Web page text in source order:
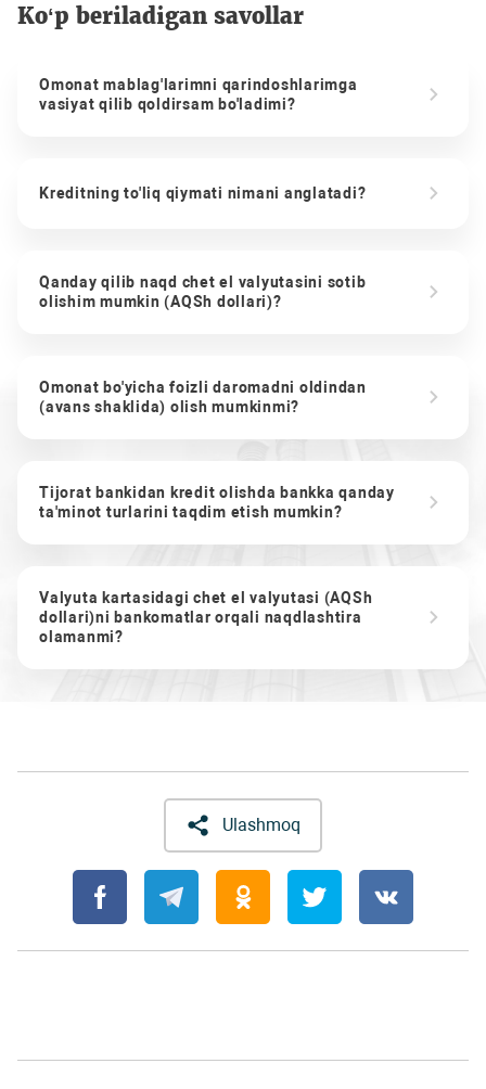
Ko‘p beriladigan savollar
Omonat mablag'larimni qarindoshlarimga
vasiyat qilib qoldirsam bo'ladimi?
Kreditning to'liq qiymati nimani anglatadi?
Qanday qilib naqd chet el valyutasini sotib
olishim mumkin (AQSh dollari)?
Omonat bo'yicha foizli daromadni oldindan
(avans shaklida) olish mumkinmi?
Tijorat bankidan kredit olishda bankka qanday
ta'minot turlarini taqdim etish mumkin?
Valyuta kartasidagi chet el valyutasi (AQSh
dollari)ni bankomatlar orqali naqdlashtira
olamanmi?
Ulashmoq